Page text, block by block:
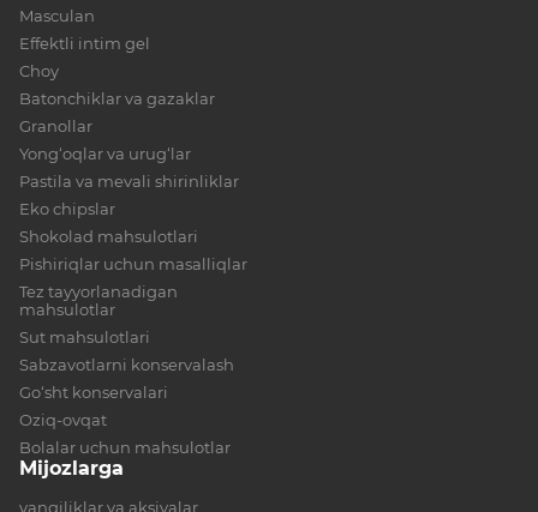
Masculan
Effektli intim gel
Choy
Batonchiklar va gazaklar
Granollar
Yong‘oqlar va urug‘lar
Pastila va mevali shirinliklar
Eko chipslar
Shokolad mahsulotlari
Pishiriqlar uchun masalliqlar
Tez tayyorlanadigan
mahsulotlar
Sut mahsulotlari
Sabzavotlarni konservalash
Go‘sht konservalari
Oziq-ovqat
Bolalar uchun mahsulotlar
Mijozlarga
yangiliklar va aksiyalar